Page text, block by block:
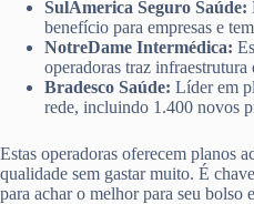
SulAmerica Seguro Saúde:
benefício para empresas e
NotreDame Intermédica:
operadoras traz infraestrutura
Bradesco Saúde: Líder em
rede, incluindo 1.400 novos
Estas operadoras oferecem planos
qualidade sem gastar muito. É
para achar o melhor para seu bolso